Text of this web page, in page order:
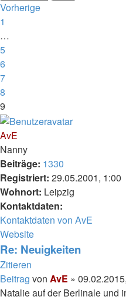
Vorherige
1
…
5
6
7
8
9
AvE
Nanny
Beiträge: 1330
Registriert: 29.05.2001, 1:00
Wohnort: Leipzig
Kontaktdaten:
Kontaktdaten von AvE
Website
Re: Neuigkeiten
Zitieren
Beitrag von AvE »
Natalie auf der Berlinale und